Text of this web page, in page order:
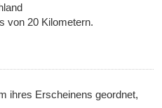
von 20 Kilometern.
ihres Erscheinens geordnet,